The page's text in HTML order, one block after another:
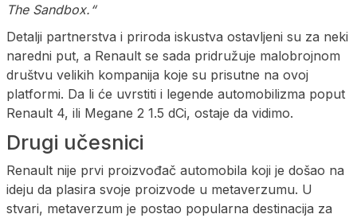
The Sandbox.“
Detalji partnerstva i priroda iskustva ostavljeni su za neki
naredni put, a Renault se sada pridružuje malobrojnom
društvu velikih kompanija koje su prisutne na ovoj
platformi. Da li će uvrstiti i legende automobilizma poput
Renault 4, ili Megane 2 1.5 dCi, ostaje da vidimo.
Drugi učesnici
Renault nije prvi proizvođač automobila koji je došao na
ideju da plasira svoje proizvode u metaverzumu. U
stvari, metaverzum je postao popularna destinacija za